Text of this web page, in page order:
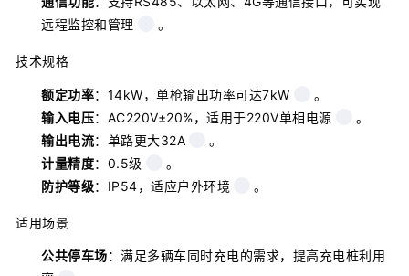
远程监控和管理
。
技术规格
额定功率：14kW，单枪输出功率可达7kW
。
输入电压：AC220V±20%，适用于220V单相电源
。
输出电流：单路更大32A
。
计量精度：0.5级
。
防护等级：IP54，适应户外环境 。
适用场景
公共停车场：满足多辆车同时充电的需求，提高充电桩利用